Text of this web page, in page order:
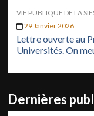
VIE PUBLIQUE DE LA
29 Janvier 2026
Lettre ouverte au
Universités. On
Dernières